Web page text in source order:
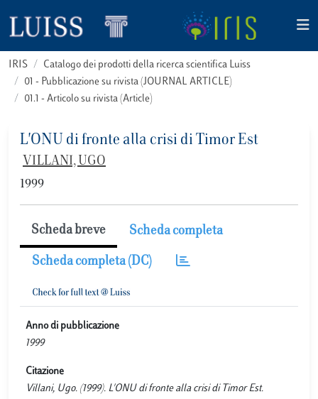
IRIS
Catalogo dei prodotti della ricerca scientifica Luiss
01 - Pubblicazione su rivista (JOURNAL ARTICLE)
01.1 - Articolo su rivista (Article)
L'ONU di fronte alla crisi di Timor Est
VILLANI, UGO
1999
Scheda breve Scheda completa
Scheda completa (DC)
Anno di pubblicazione
1999
Citazione
Villani, Ugo. (1999). L'ONU di fronte alla crisi di Timor Est.